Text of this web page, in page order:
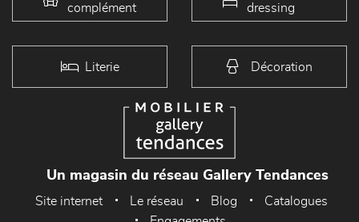
complément
dressing
Literie Décoration
Un magasin du réseau Gallery Tendances
Site internet Le réseau Blog
Catalogues